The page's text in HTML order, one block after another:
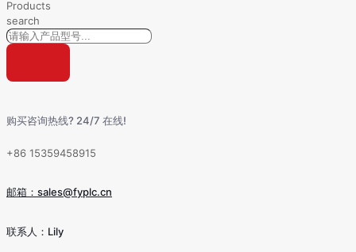
Products
search
购买咨询热线? 24/7 在线!
+86 15359458915
邮箱：sales@fyplc.cn
联系人：Lily